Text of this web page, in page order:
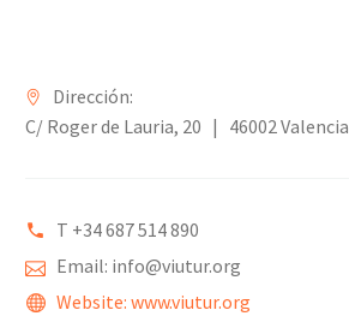
Dirección:
C/ Roger de Lauria, 20 | 46002 Valencia
T +34 687 514 890
Email: info@viutur.org
Website: www.viutur.org